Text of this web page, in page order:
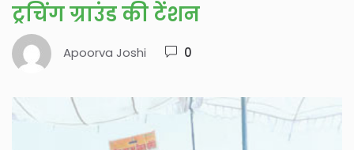
ट्रचिंग ग्राउंड की टेंशन
Apoorva Joshi 0